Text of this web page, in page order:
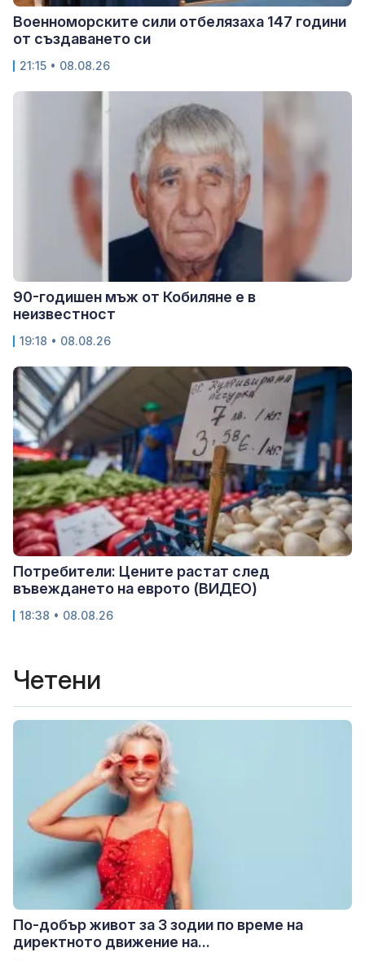
Военноморските сили отбелязаха 147 години
от създаването си
21:15 • 08.08.26
90-годишен мъж от Кобиляне е в
неизвестност
19:18 • 08.08.26
Потребители: Цените растат след
въвеждането на еврото (ВИДЕО)
18:38 • 08.08.26
Четени
По-добър живот за 3 зодии по време на
директното движение на...